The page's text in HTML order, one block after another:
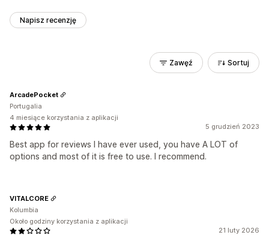
Napisz recenzję
Zawęź Sortuj
5 grudzień 2023
Best app for reviews I have ever used, you have A LOT of
options and most of it is free to use. I recommend.
ArcadePocket
Portugalia
4 miesiące korzystania z aplikacji
21 luty 2026
VITALCORE
Kolumbia
Około godziny korzystania z aplikacji